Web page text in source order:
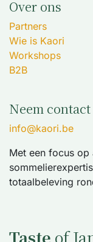
Over ons
Partners
Wie is Kaori
Workshops
B2B
Neem
info@kaori.be
Met een focus op
totaalbeleving
Taste of